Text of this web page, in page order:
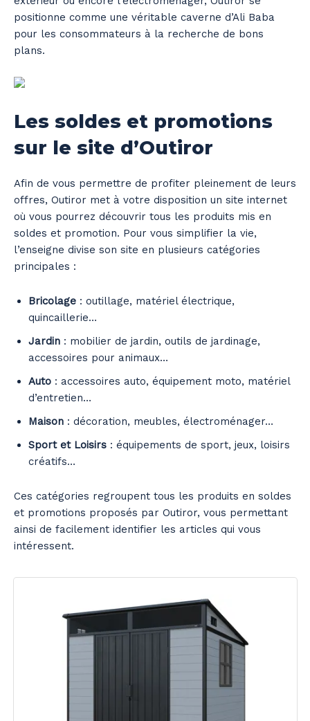
positionne comme une véritable caverne d’Ali Baba
pour les consommateurs à la recherche de bons
plans.
Les soldes et promotions
sur le site d’Outiror
Afin de vous permettre de profiter pleinement de leurs
offres, Outiror met à votre disposition un site internet
où vous pourrez découvrir tous les produits mis en
soldes et promotion. Pour vous simplifier la vie,
l’enseigne divise son site en plusieurs catégories
principales :
Bricolage : outillage, matériel électrique,
quincaillerie…
Jardin : mobilier de jardin, outils de jardinage,
accessoires pour animaux…
Auto : accessoires auto, équipement moto, matériel
d’entretien…
Maison : décoration, meubles, électroménager…
Sport et Loisirs : équipements de sport, jeux, loisirs
créatifs…
Ces catégories regroupent tous les produits en soldes
et promotions proposés par Outiror, vous permettant
ainsi de facilement identifier les articles qui vous
intéressent.